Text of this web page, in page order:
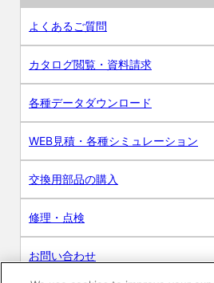
よくあるご質問
カタログ閲覧・資料請求
各種データダウンロード
WEB見積・各種シミュレーション
交換用部品の購入
修理・点検
お問い合わせ